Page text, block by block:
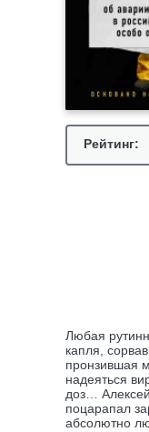
Рейтинг:
Любая
капля,
пронзившая
надеяться
доз…
поцарапал
абсолютно